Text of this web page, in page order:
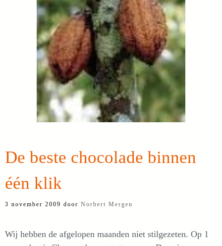
De beste chocolade binnen
één klik
3 november 2009 door Norbert Mergen
Wij hebben de afgelopen maanden niet stilgezeten. Op 1